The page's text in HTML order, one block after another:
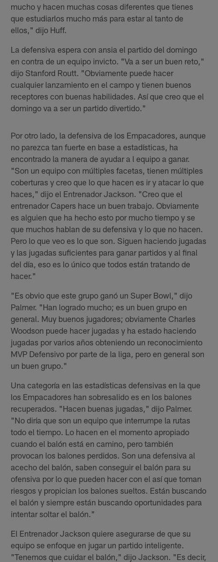
mucho y hacen muchas cosas diferentes que tienes
que estudiarlos mucho más para estar al tanto de
ellos," dijo Huff.
La defensiva espera con ansia el partido del domingo
en contra de un equipo invicto. "Va a ser un buen reto,"
dijo Stanford Routt. "Obviamente puede hacer
cualquier lanzamiento en el campo y tienen buenos
receptores con buenas habilidades. Así que creo que el
domingo va a ser un partido divertido."
Por otro lado, la defensiva de los Empacadores, aunque
no parezca tan fuerte en base a estadísticas, ha
encontrado la manera de ayudar a l equipo a ganar.
"Son un equipo con múltiples facetas, tienen múltiples
coberturas y creo que lo que hacen es ir y atacar lo que
haces," dijo el Entrenador Jackson. "Creo que el
entrenador Capers hace un buen trabajo. Obviamente
es alguien que ha hecho esto por mucho tiempo y se
que muchos hablan de su defensiva y lo que no hacen.
Pero lo que veo es lo que son. Siguen haciendo jugadas
y las jugadas suficientes para ganar partidos y al final
del día, eso es lo único que todos están tratando de
hacer."
"Es obvio que este grupo ganó un Super Bowl," dijo
Palmer. "Han logrado mucho; es un buen grupo en
general. Muy buenos jugadores; obviamente Charles
Woodson puede hacer jugadas y ha estado haciendo
jugadas por varios años obteniendo un reconocimiento
MVP Defensivo por parte de la liga, pero en general son
un buen grupo."
Una categoría en las estadísticas defensivas en la que
los Empacadores han sobresalido es en los balones
recuperados. "Hacen buenas jugadas," dijo Palmer.
"No diría que son un equipo que interrumpe la rutas
todo el tiempo. Lo hacen en el momento apropiado
cuando el balón está en camino, pero también
provocan los balones perdidos. Son una defensiva al
acecho del balón, saben conseguir el balón para su
ofensiva por lo que pueden hacer con el así que toman
riesgos y propician los balones sueltos. Están buscando
el balón y siempre están buscando oportunidades para
intentar soltar el balón."
El Entrenador Jackson quiere asegurarse de que su
equipo se enfoque en jugar un partido inteligente.
"Tenemos que cuidar el balón," dijo Jackson. "Es decir,